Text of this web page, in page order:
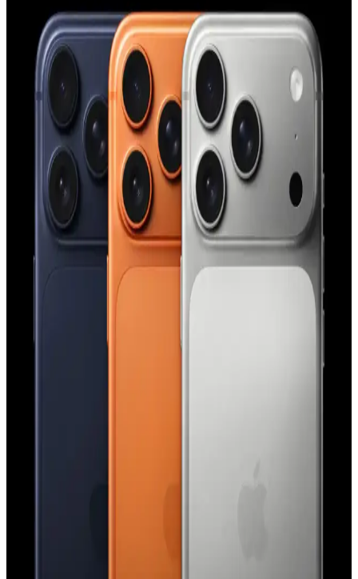
YoungKit iPhone 14 Pro Max kılıfı, dayanıklı malzeme ve şeffaf
tasarımıyla üstün koruma sağlar, estetik ve fonksiyonelliği bir arada
sunar, çevre dostudur ve manyetik şarj uyumludur.
Apple iPhone 11 Pro Max için şık ve dayanıklı TPU
malzemeden koruyucu kılıf
Şeffaf ve renkli tasarımıyla dikkat çeken Case 4U Omega Kapak,
dayanıklı TPU malzemeden üretilmiş olup, telefonunuzu estetik ve
fonksiyonellik açısından üstün seviyede korur.
iPhone Saat Uygulamasında Tıklama ve Süpürme
Hareketlerinin Güç Modlarına Göre Değişimi
iPhone saat uygulamasında saat ibrelerinin hareketi, düşük güç
modu aktifken tıklama, normal modda süpürme şeklinde gerçekleşir.
Bu değişim ekran yenileme hızı ve pil tasarrufu ile ilişkilidir.
Apple'ın Experience Etkinliği: M5 İşlemcili
MacBook, iPhone 17E ve Yeni Kontrol Teknolojileri
Apple'ın Experience etkinliği, M5 işlemcili yeni MacBook
arayüzler gibi yenilikleri tanıtacak. Etkinlik, Apple teknolojilerinde